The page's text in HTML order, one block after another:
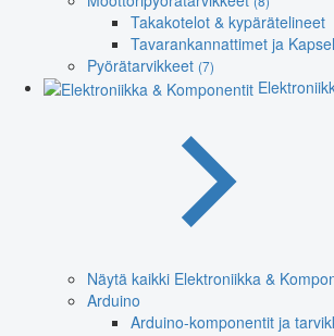
Takakotelot & kypärätelineet
Tavarankannattimet ja
Pyörätarvikkeet (7)
Näytä kaikki Elektroniikka &
Arduino
Arduino-komponentit ja